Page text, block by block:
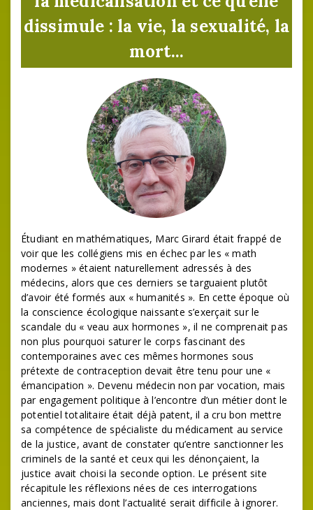
dissimule : la vie, la sexualité, la
mort...
Étudiant en mathématiques, Marc Girard était frappé de
voir que les collégiens mis en échec par les « math
modernes » étaient naturellement adressés à des
médecins, alors que ces derniers se targuaient plutôt
d’avoir été formés aux « humanités ». En cette époque où
la conscience écologique naissante s’exerçait sur le
scandale du « veau aux hormones », il ne comprenait pas
non plus pourquoi saturer le corps fascinant des
contemporaines avec ces mêmes hormones sous
prétexte de contraception devait être tenu pour une «
émancipation ». Devenu médecin non par vocation, mais
par engagement politique à l’encontre d’un métier dont le
potentiel totalitaire était déjà patent, il a cru bon mettre
sa compétence de spécialiste du médicament au service
de la justice, avant de constater qu’entre sanctionner les
criminels de la santé et ceux qui les dénonçaient, la
justice avait choisi la seconde option. Le présent site
récapitule les réflexions nées de ces interrogations
anciennes, mais dont l’actualité serait difficile à ignorer.